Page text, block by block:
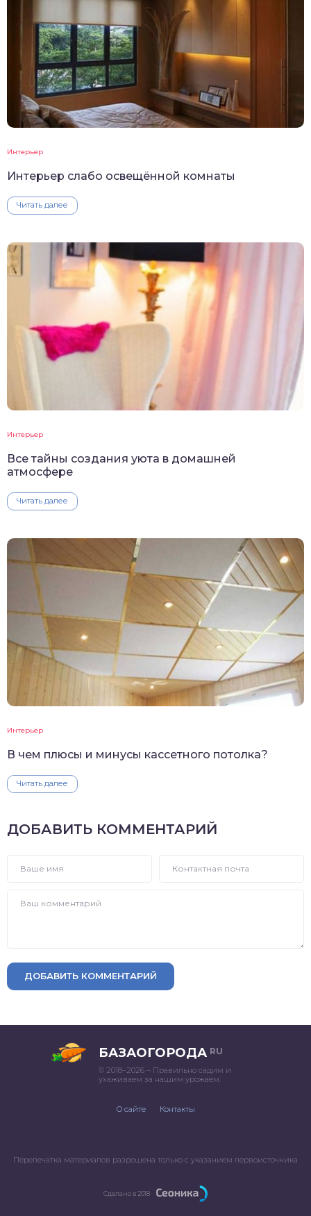
Интерьер
Интерьер слабо освещённой комнаты
Читать далее
Интерьер
Все тайны создания уюта в домашней
атмосфере
Читать далее
Интерьер
В чем плюсы и минусы кассетного потолка?
Читать далее
ДОБАВИТЬ КОММЕНТАРИЙ
ДОБАВИТЬ КОММЕНТАРИЙ
БАЗАОГОРОДА RU
© 2018–2026 – Правильно садим и
ухаживаем за нашим урожаем.
О сайте Контакты
Перепечатка материалов разрешена только с указанием первоисточника
Сделано в 2018